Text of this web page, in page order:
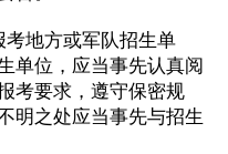
地方或军队招生单
单位，应当事先认真阅
考要求，遵守保密规
明之处应当事先与招生